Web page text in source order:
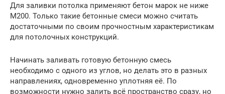
Для заливки потолка применяют бетон марок не ниже
М200. Только такие бетонные смеси можно считать
достаточными по своим прочностным характеристикам
для потолочных конструкций.
Начинать заливать готовую бетонную смесь
необходимо с одного из углов, но делать это в разных
направлениях, одновременно уплотняя её. По
возможности нужно залить всё пространство сразу, но